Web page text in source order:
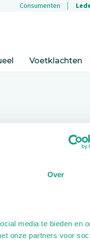
Over
media te bieden en
onze partners voor
Consumenten
Voetklachten